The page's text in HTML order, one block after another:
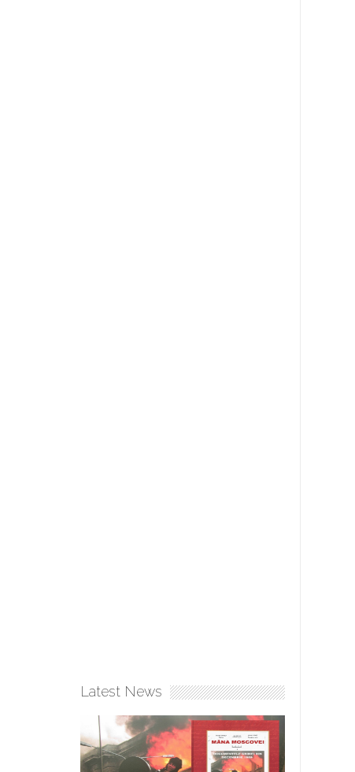
Latest News